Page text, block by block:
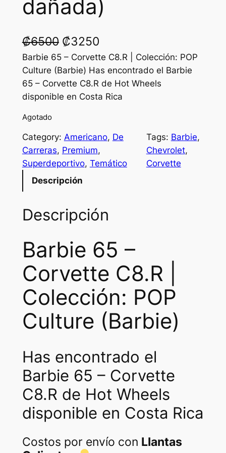
dañada)
₡6500 O
r
i
g
a
l
p
i
e
w
s
:
6
5
0
0
₡3250C
u
r
r
p
c
i
s
:
₡
3
5
0
.
Barbie 65 – Corvette C8.R | Colección: POP
Culture (Barbie) Has encontrado el Barbie
65 – Corvette C8.R de Hot Wheels
disponible en Costa Rica
Agotado
Category: Americano, De
Carreras, Premium
Superdeportivo, Temático
Tags: Barbie
Chevrolet
Corvette
Descripción
Descripción
Barbie 65 –
Corvette C8.R |
Colección: POP
Culture (Barbie)
Has encontrado el
Barbie 65 – Corvette
C8.R de Hot Wheels
disponible en Costa Rica
Costos por envío con Llantas